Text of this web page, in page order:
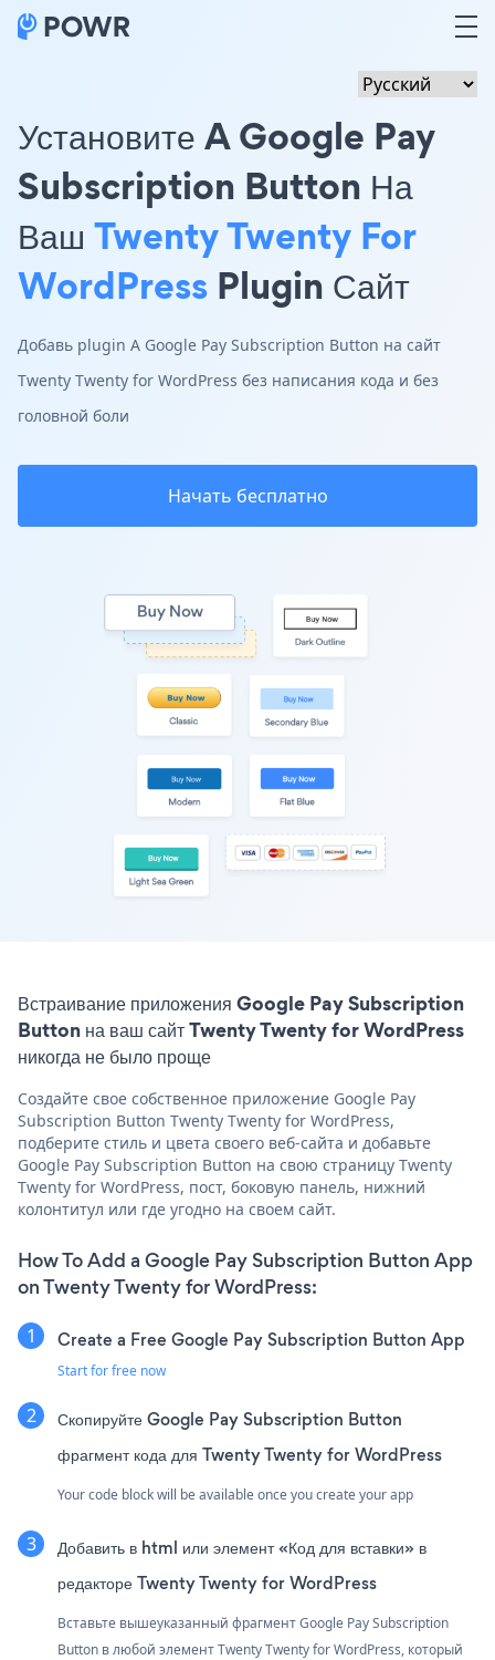
Установите A Google Pay
Subscription Button На
Ваш Twenty Twenty For
WordPress Plugin Сайт
Добавь plugin A Google Pay Subscription Button на сайт
Twenty Twenty for WordPress без написания кода и без
головной боли
Начать бесплатно
Встраивание приложения Google Pay Subscription
Button на ваш сайт Twenty Twenty for WordPress
никогда не было проще
Создайте свое собственное приложение Google Pay
Subscription Button Twenty Twenty for WordPress,
подберите стиль и цвета своего веб-сайта и добавьте
Google Pay Subscription Button на свою страницу Twenty
Twenty for WordPress, пост, боковую панель, нижний
колонтитул или где угодно на своем сайт.
How To Add a Google Pay Subscription Button App
on Twenty Twenty for WordPress:
Create a Free Google Pay Subscription Button App
Start for free now
Скопируйте Google Pay Subscription Button
фрагмент кода для Twenty Twenty for WordPress
Your code block will be available once you create your app
Добавить в html или элемент «Код для вставки» в
редакторе Twenty Twenty for WordPress
Вставьте вышеуказанный фрагмент Google Pay Subscription
Button в любой элемент Twenty Twenty for WordPress, который